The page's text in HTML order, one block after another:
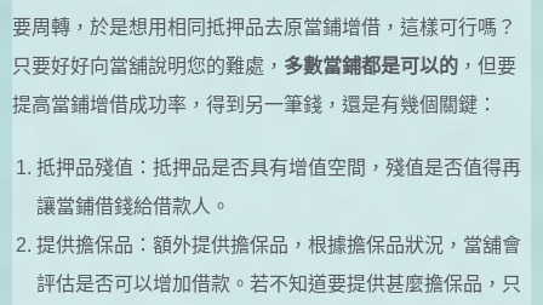
要周轉，於是想用相同抵押品去原當鋪增借，這樣可行嗎？
只要好好向當舖說明您的難處， 多數當鋪都是可以的 ，但要
提高當鋪增借成功率，得到另一筆錢，還是有幾個關鍵：
抵押品殘值：抵押品是否具有增值空間，殘值是否值得再
讓當鋪借錢給借款人。
提供擔保品：額外提供擔保品，根據擔保品狀況，當舖會
評估是否可以增加借款。若不知道要提供甚麼擔保品，只